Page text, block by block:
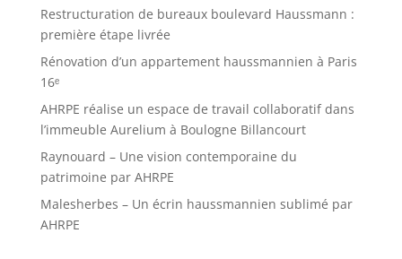
Restructuration de bureaux boulevard Haussmann :
première étape livrée
Rénovation d’un appartement haussmannien à Paris
16ᵉ
AHRPE réalise un espace de travail collaboratif dans
l’immeuble Aurelium à Boulogne Billancourt
Raynouard – Une vision contemporaine du
patrimoine par AHRPE
Malesherbes – Un écrin haussmannien sublimé par
AHRPE